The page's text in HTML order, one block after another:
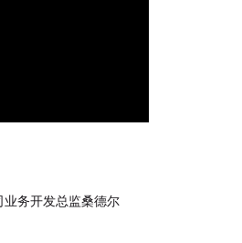
务开发总监桑德尔